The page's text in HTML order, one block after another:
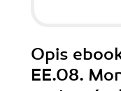
Opis
EE.08.